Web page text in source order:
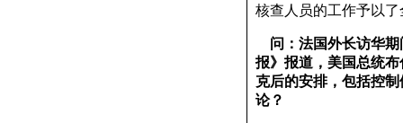
核查人员的工作予以
问：法国外长访华
报》报道，美国总统
克后的安排，包括控
论？